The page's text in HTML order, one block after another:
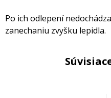
Po ich odlepení
zanechaniu zvyšku lepidla.